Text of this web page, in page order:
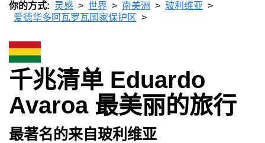
你的方式: 灵感 世界 南美洲
玻利维亚
爱德华多阿瓦罗瓦国家保护区
千兆清单 Eduardo
Avaroa 最美丽的旅行
最著名的来自玻利维亚